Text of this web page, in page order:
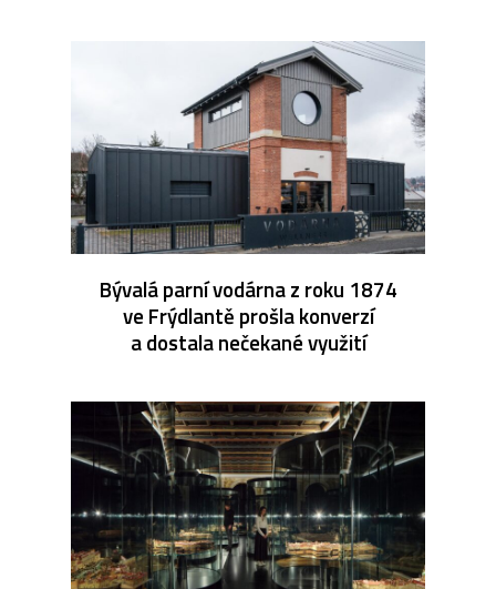
Bývalá parní vodárna z roku 1874
ve Frýdlantě prošla konverzí
a dostala nečekané využití